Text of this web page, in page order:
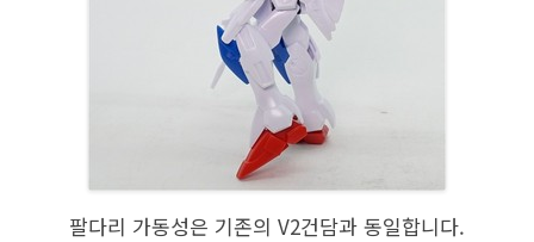
팔다리 가동성은 기존의 V2건담과 동일합니다.